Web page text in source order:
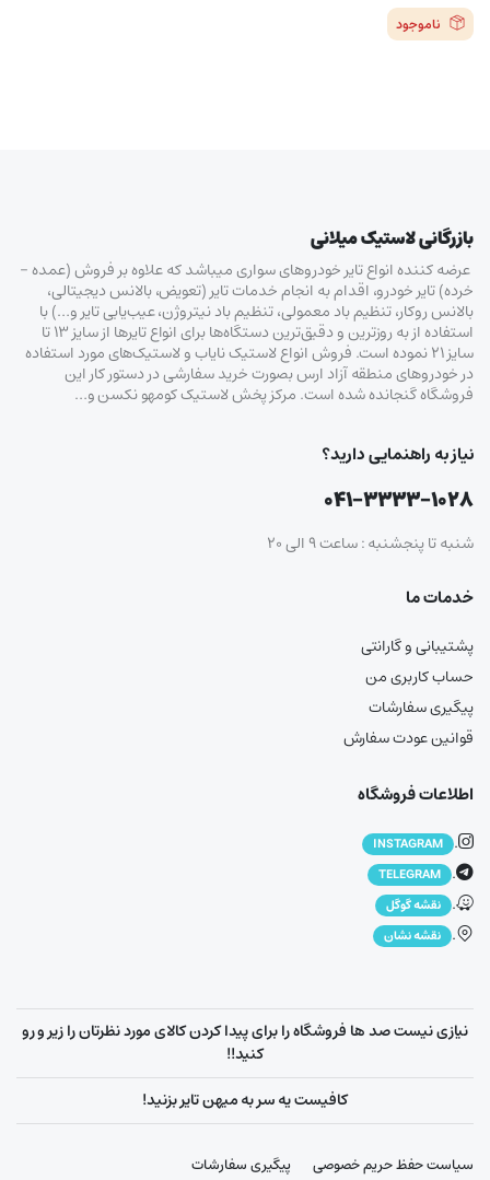
ناموجود
بازرگانی لاستیک میلانی
عرضه کننده انواع تایر خودروهای سواری میباشد که علاوه بر فروش (عمده –
خرده‌) تایر خودرو، اقدام به انجام خدمات تایر (تعویض، بالانس دیجیتالی،
بالانس روکار، تنظیم باد معمولی، تنظیم باد نیتروژن، عیب‌یابی تایر و…) با
استفاده از به روزترین و دقیق‌ترین دستگاه‌ها برای انواع تایرها از سایز ۱۳ تا
سایز ۲۱ نموده است. فروش انواع لاستیک‌ نایاب و لاستیک‌های مورد استفاده
در خودروهای منطقه آزاد ارس بصورت خرید سفارشی در دستور کار این
فروشگاه گنجانده شده است. مرکز پخش لاستیک کومهو نکسن و…
نیاز به راهنمایی دارید؟
۰۴۱-۳۳۳۳-۱۰۲۸
شنبه تا پنجشنبه : ساعت ۹ الی ۲۰
خدمات ما
پشتیبانی و گارانتی
حساب کاربری من
پیگیری سفارشات
قوانین عودت سفارش
اطلاعات فروشگاه
.
INSTAGRAM
.
TELEGRAM
. نقشه گوگل
. نقشه نشان
نیازی نیست صد ها فروشگاه را برای پیدا کردن کالای مورد نظرتان را زیر و رو
کنید!!
کافیست یه سر به میهن تایر بزنید!
سیاست حفظ حریم خصوصی پیگیری سفارشات